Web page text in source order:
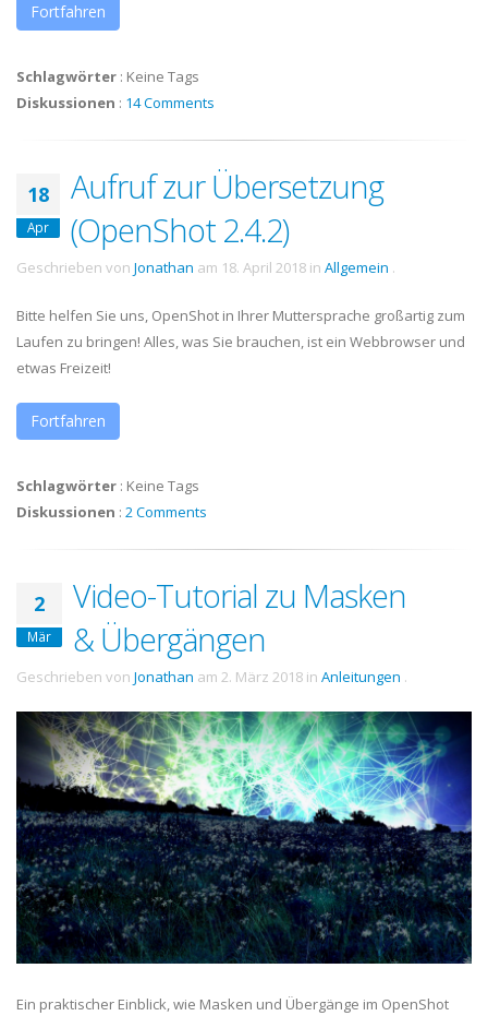
Fortfahren
Schlagwörter : Keine Tags
Diskussionen : 14 Comments
18
Apr
Aufruf zur Übersetzung
(OpenShot 2.4.2)
Geschrieben von Jonathan am 18. April 2018 in Allgemein .
Bitte helfen Sie uns, OpenShot in Ihrer Muttersprache großartig zum
Laufen zu bringen! Alles, was Sie brauchen, ist ein Webbrowser und
etwas Freizeit!
Fortfahren
Schlagwörter : Keine Tags
Diskussionen : 2 Comments
2
Mär
Video-Tutorial zu Masken
& Übergängen
Geschrieben von Jonathan am 2. März 2018 in Anleitungen .
Ein praktischer Einblick, wie Masken und Übergänge im OpenShot